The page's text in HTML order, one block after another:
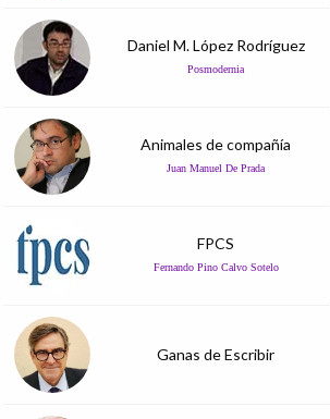
Daniel M. López Rodríguez
Posmodernia
Animales de compañía
Juan Manuel De Prada
FPCS
Fernando Pino Calvo Sotelo
Ganas de Escribir